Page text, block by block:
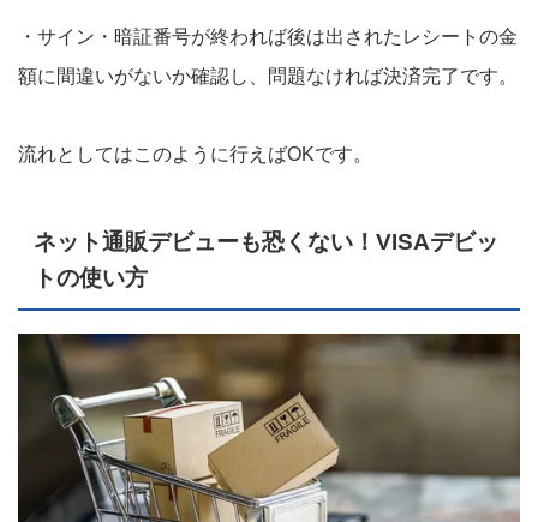
・サイン・暗証番号が終われば後は出されたレシートの金
額に間違いがないか確認し、問題なければ決済完了です。
流れとしてはこのように行えばOKです。
ネット通販デビューも恐くない！VISAデビッ
トの使い方